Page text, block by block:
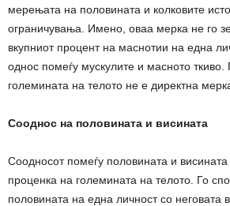
мерењата на половината и колковите
ограничувања. Имено, оваа мерка не го
вкупниот процент на маснотии на една
однос помеѓу мускулите и масното ткиво.
големината на телото не е директна мерка
Сооднос на половината и висината
Соодносот помеѓу половината и
проценка на големината на телото. Го
половината на една личност со неговата